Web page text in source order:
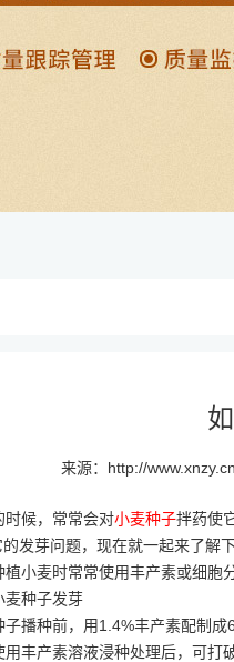
来源： http://
候，常常会对小麦种子拌药使
发芽问题，现在就一起来了解
小麦时常常使用丰产素或细胞
种子发芽
播种前，用1.4%丰产素配制成
丰产素溶液浸种处理后，可打